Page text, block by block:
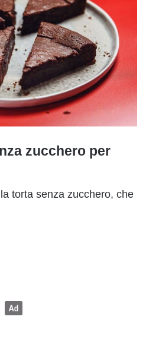
zucchero per
torta senza zucchero, che